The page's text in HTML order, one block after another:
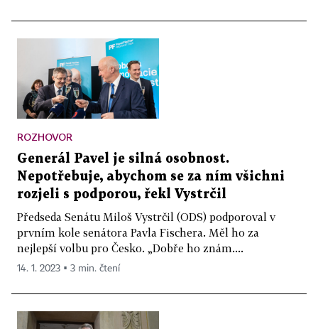
ROZHOVOR
Generál Pavel je silná osobnost.
Nepotřebuje, abychom se za ním všichni
rozjeli s podporou, řekl Vystrčil
Předseda Senátu Miloš Vystrčil (ODS) podporoval v
prvním kole senátora Pavla Fischera. Měl ho za
nejlepší volbu pro Česko. „Dobře ho znám....
14. 1. 2023 ▪ 3 min. čtení